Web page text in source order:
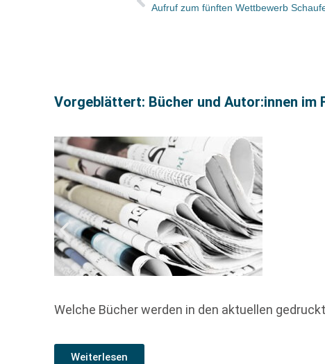
Aufruf zum fünften Wettbewerb
Vorgeblättert: Bücher und Autor:innen im
Welche Bücher werden in den aktuellen
Weiterlesen